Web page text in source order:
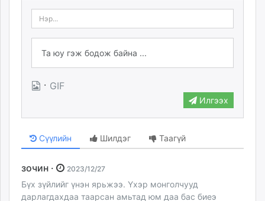
· GIF
Илгээх
Сүүлийн Шилдэг Таагүй
зочин · 2023/12/27
Бүх зүйлийг үнэн ярьжээ. Үхэр монголчууд
дарлагдахдаа таарсан амьтад юм даа бас биеэ